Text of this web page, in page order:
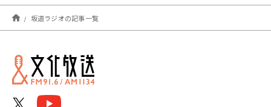
2026年06月
2026年05月
2026年04月
坂道ラジオの記事一覧